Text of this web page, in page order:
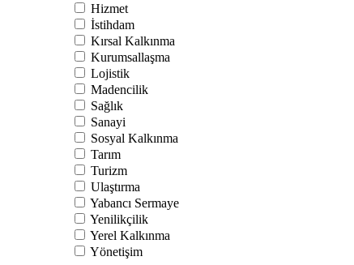
Hizmet
İstihdam
Kırsal Kalkınma
Kurumsallaşma
Lojistik
Madencilik
Sağlık
Sanayi
Sosyal Kalkınma
Tarım
Turizm
Ulaştırma
Yabancı Sermaye
Yenilikçilik
Yerel Kalkınma
Yönetişim